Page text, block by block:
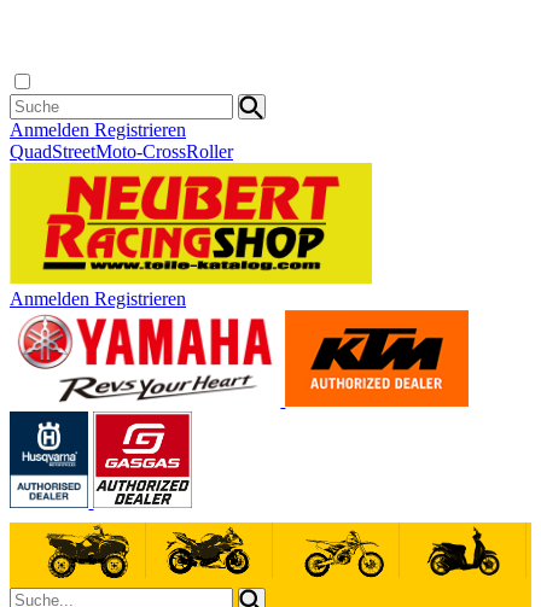
Anmelden Registrieren
QuadStreetMoto-CrossRoller
Anmelden Registrieren